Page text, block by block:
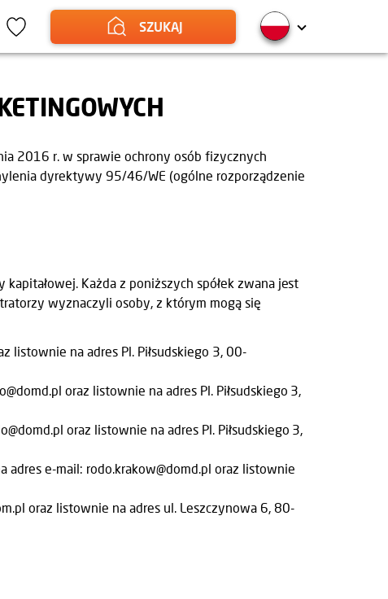
SZUKAJ
2016 r. w sprawie ochrony osób fizycznych
dyrektywy 95/46/WE (ogólne rozporządzenie
Każda z poniższych spółek zwana jest
wyznaczyli osoby, z którym mogą się
listownie na adres Pl. Piłsudskiego 3, 00-
oraz listownie na adres Pl. Piłsudskiego 3,
oraz listownie na adres Pl. Piłsudskiego 3,
adres e-mail: rodo.krakow@domd.pl oraz listownie
oraz listownie na adres ul. Leszczynowa 6, 80-